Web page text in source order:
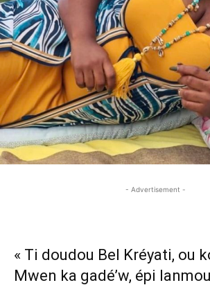
- Advertisement -
« Ti doudou Bel Kréyati, ou
Mwen ka gadé’w, épi